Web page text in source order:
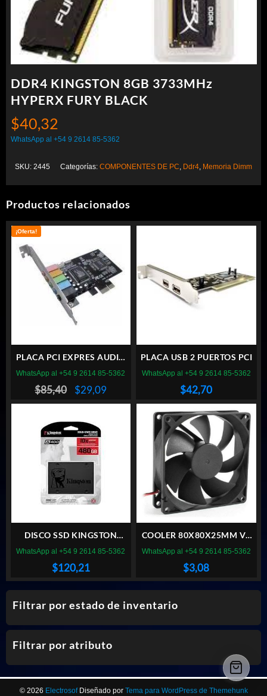
Filtrar por estado de inventario
Filtrar por atributo
DDR4 KINGSTON 8GB 3733MHz
HYPERX FURY BLACK
$40,32
WhatsApp al +54 9 2614 85-5362
SKU: 2445 Categorías: COMPONENTES DE PC Ddr4 Memoria Dimm
Productos relacionados
¡Oferta!
PLACA PCI EXPRES AUDIO
NS-PCIE A U6
$85,40
El
precio
era:
$85,40.
$29,09El
precio
WhatsApp al +54 9 2614 85-5362
PLACA USB 2 PUERTOS PCI
$42,70
WhatsApp al +54 9 2614 85-5362
DISCO SSD KINGSTON
480GB A400 SATA
$120,21
WhatsApp al +54 9 2614 85-5362
COOLER 80X80X25MM VT
BUJE 8CM 12V FICHA
$3,08
WhatsApp al +54 9 2614 85-5362
© 2026 Electrosof Diseñado por Tema para WordPress de Themehunk